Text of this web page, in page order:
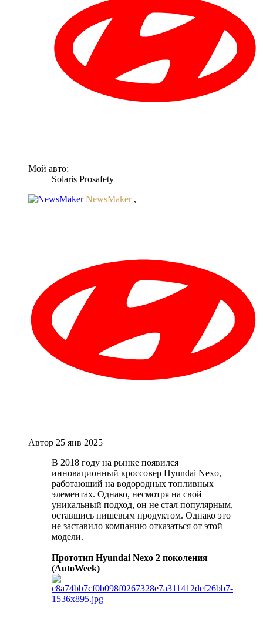
Мой авто:
Solaris Prosafety
NewsMaker ,
Автор 25 янв 2025
В 2018 году на рынке появился
инновационный кроссовер Hyundai Nexo,
работающий на водородных топливных
элементах. Однако, несмотря на свой
уникальный подход, он не стал популярным,
оставшись нишевым продуктом. Однако это
не заставило компанию отказаться от этой
модели.
Прототип Hyundai Nexo 2 поколения
(AutoWeek)